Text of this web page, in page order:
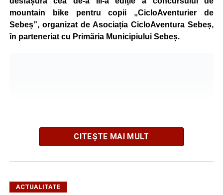
mountain bike pentru copii „CicloAventurier de
Sebeș”, organizat de Asociația CicloAventura Sebeș,
în parteneriat cu Primăria Municipiului Sebeș.
CITEȘTE MAI MULT
ACTUALITATE